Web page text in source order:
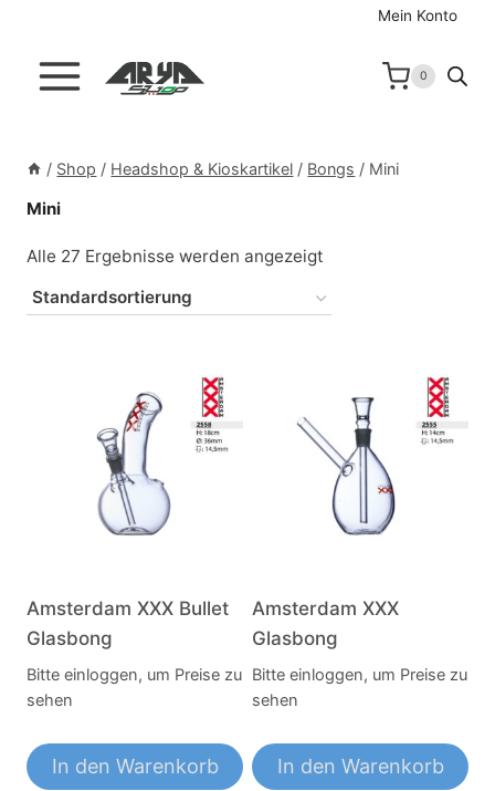
springen
Mein Konto
0
/ Shop / Headshop & Kioskartikel / Bongs / Mini
Mini
Alle 27 Ergebnisse werden angezeigt
Amsterdam XXX Bullet
Glasbong
Bitte einloggen, um Preise zu
sehen
In den Warenkorb
Amsterdam XXX
Glasbong
Bitte einloggen, um Preise zu
sehen
In den Warenkorb